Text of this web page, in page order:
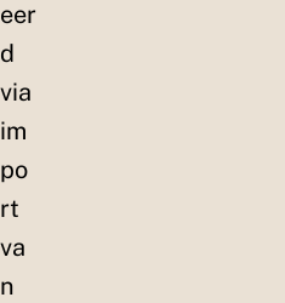
eer
d
via
im
po
rt
va
n